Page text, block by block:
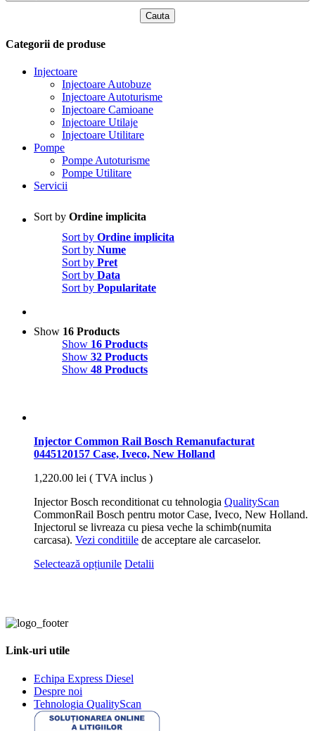
Categorii de produse
Injectoare
Injectoare Autobuze
Injectoare Autoturisme
Injectoare Camioane
Injectoare Utilaje
Injectoare Utilitare
Pompe
Pompe Autoturisme
Pompe Utilitare
Servicii
Sort by Ordine implicita
Sort by Ordine implicita
Sort by Nume
Sort by Pret
Sort by Data
Sort by Popularitate
Show 16 Products
Show 16 Products
Show 32 Products
Show 48 Products
Injector Common Rail Bosch Remanufacturat
0445120157 Case, Iveco, New Holland
1,220.00 lei ( TVA inclus )
Injector Bosch reconditionat cu tehnologia QualityScan
CommonRail Bosch pentru motor Case, Iveco, New Holland.
Injectorul se livreaza cu piesa veche la schimb(numita
carcasa). Vezi conditiile de acceptare ale carcaselor.
Selectează opțiunile Acest
alese
pagina
produsului.
Detalii
Link-uri utile
Echipa Express Diesel
Despre noi
Tehnologia QualityScan